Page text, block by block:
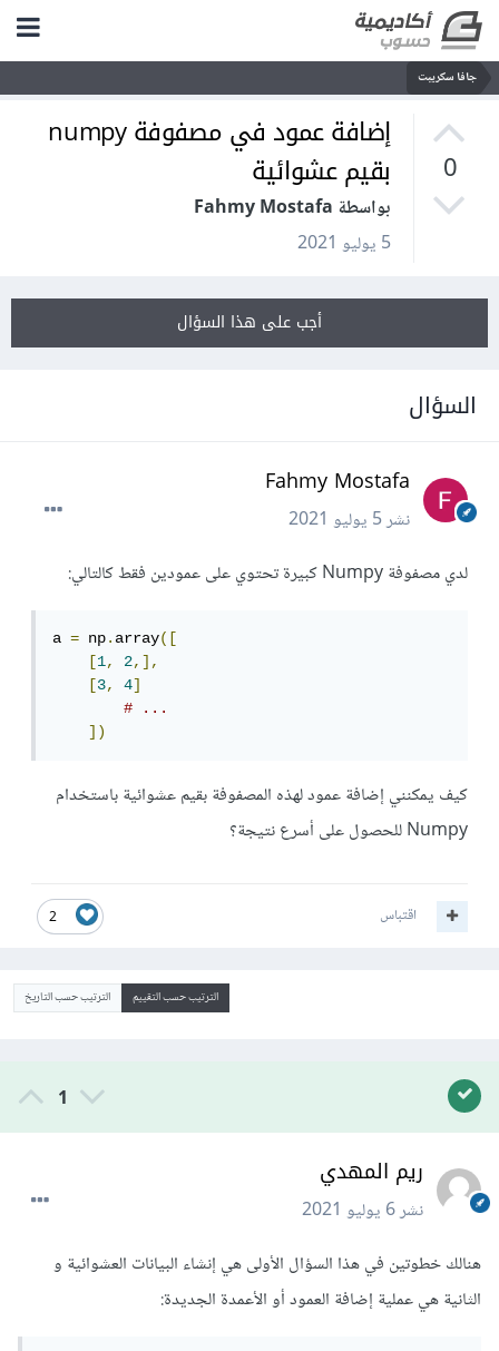
جافا سكريبت
0
إضافة عمود في مصفوفة numpy
بقيم عشوائية
بواسطة Fahmy Mostafa
5 يوليو 2021
أجب على هذا السؤال
السؤال
Fahmy Mostafa
نشر5 يوليو 2021
لدي مصفوفة Numpy كبيرة تحتوي على عمودين فقط كالتالي:
a = np.array([
[1, 2,],
[3, 4]
# ...
])
كيف يمكنني إضافة عمود لهذه المصفوفة بقيم عشوائية باستخدام
Numpy للحصول على أسرع نتيجة؟
2 اقتباس
الترتيب حسب التقييم الترتيب حسب التاريخ
1
ريم المهدي
نشر6 يوليو 2021
هنالك خطوتين في هذا السؤال الأولى هي إنشاء البيانات العشوائية و
الثانية هي عملية إضافة العمود أو الأعمدة الجديدة: